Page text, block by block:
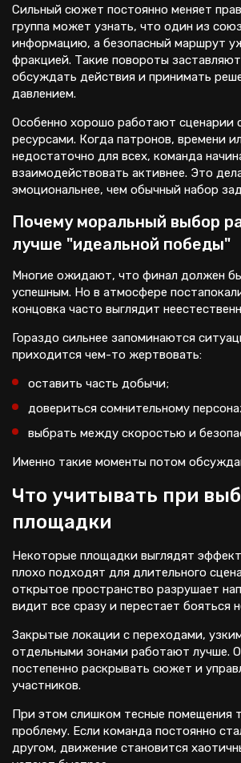
Сильный сюжет постоянно меняет
группа может узнать, что один из
информацию, а безопасный маршрут
фракцией. Такие повороты
обсуждать действия и принимать
давлением.
Особенно хорошо работают сценарии
ресурсами. Когда патронов, времени
недостаточно для всех, команда
взаимодействовать активнее. Это
эмоциональнее, чем обычный набор
Почему моральный выбор
лучше "идеальной победы"
Многие ожидают, что финал должен
успешным. Но в атмосфере
концовка часто выглядит
Гораздо сильнее запоминаются
приходится чем-то жертвовать:
оставить часть добычи;
довериться сомнительному
выбрать между скоростью и
Именно такие моменты потом
Что учитывать при
площадки
Некоторые площадки выглядят
плохо подходят для длительного
открытое пространство разрушает
видит все сразу и перестает бояться
Закрытые локации с переходами,
отдельными зонами работают лучше.
постепенно раскрывать сюжет и
участников.
При этом слишком тесные помещения
проблему. Если команда постоянно
другом, движение становится